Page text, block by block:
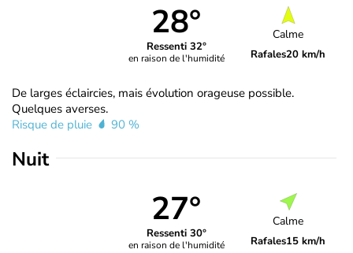
28°
Ressenti 32°
en raison de l'humidité
Calme
Rafales20 km/h
De larges éclaircies, mais évolution orageuse possible.
Quelques averses.
Risque de pluie
90 %
Nuit
27°
Ressenti 30°
en raison de l'humidité
Calme
Rafales15 km/h